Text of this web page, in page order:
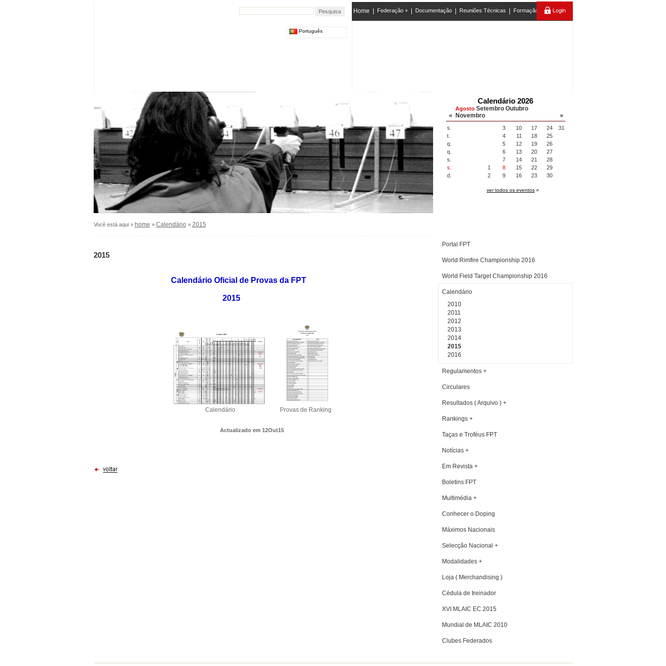
Home Federação + Documentação Reuniões Técnicas Formação
Português
Calendário 2026
«
Agosto Setembro Outubro
Novembro
»
s.
t.
q.
q.
s.
s.
d.
3 10 17 24
31
4
11 18
25
5
12 19
26
6
13 20
27
7
14 21
28
1
8 15 22
29
2
9 16 23 30
ver todos os eventos »
Você está aqui » home » Calendário » 2015
2015
Calendário Oficial de Provas da FPT
2015
Calendário Provas de Ranking
Actualizado em 12Out15
Portal FPT
World Rimfire Championship 2016
World Field Target Championship 2016
Calendário
2010
2011
2012
2013
2014
2015
2016
Regulamentos +
Circulares
Resultados ( Arquivo ) +
Rankings +
Taças e Troféus FPT
Notícias +
Em Revista +
Boletins FPT
Multimédia +
Conhecer o Doping
Máximos Nacionais
Selecção Nacional +
Modalidades +
Loja ( Merchandising )
Cédula de treinador
XVI MLAIC EC 2015
Mundial de MLAIC 2010
Clubes Federados